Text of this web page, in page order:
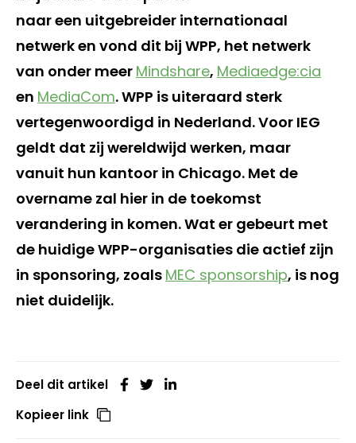
naar een uitgebreider internationaal
netwerk en vond dit bij WPP, het netwerk
van onder meer Mindshare, Mediaedge:cia
en MediaCom. WPP is uiteraard sterk
vertegenwoordigd in Nederland. Voor IEG
geldt dat zij wereldwijd werken, maar
vanuit hun kantoor in Chicago. Met de
overname zal hier in de toekomst
verandering in komen. Wat er gebeurt met
de huidige WPP-organisaties die actief zijn
in sponsoring, zoals MEC sponsorship, is nog
niet duidelijk.
Deel dit artikel
Kopieer link